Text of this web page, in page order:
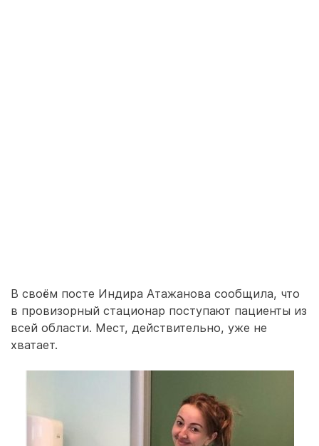
В своём посте Индира Атажанова сообщила, что
в провизорный стационар поступают пациенты из
всей области. Мест, действительно, уже не
хватает.